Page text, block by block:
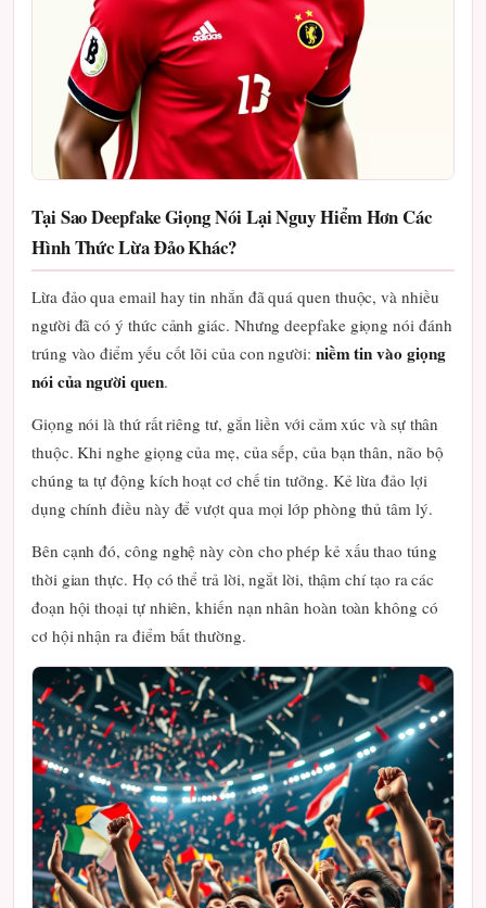
Tại Sao Deepfake Giọng Nói Lại Nguy Hiểm Hơn Các
Hình Thức Lừa Đảo Khác?
Lừa đảo qua email hay tin nhắn đã quá quen thuộc, và nhiều
người đã có ý thức cảnh giác. Nhưng deepfake giọng nói đánh
trúng vào điểm yếu cốt lõi của con người: niềm tin vào giọng
nói của người quen.
Giọng nói là thứ rất riêng tư, gắn liền với cảm xúc và sự thân
thuộc. Khi nghe giọng của mẹ, của sếp, của bạn thân, não bộ
chúng ta tự động kích hoạt cơ chế tin tưởng. Kẻ lừa đảo lợi
dụng chính điều này để vượt qua mọi lớp phòng thủ tâm lý.
Bên cạnh đó, công nghệ này còn cho phép kẻ xấu thao túng
thời gian thực. Họ có thể trả lời, ngắt lời, thậm chí tạo ra các
đoạn hội thoại tự nhiên, khiến nạn nhân hoàn toàn không có
cơ hội nhận ra điểm bất thường.